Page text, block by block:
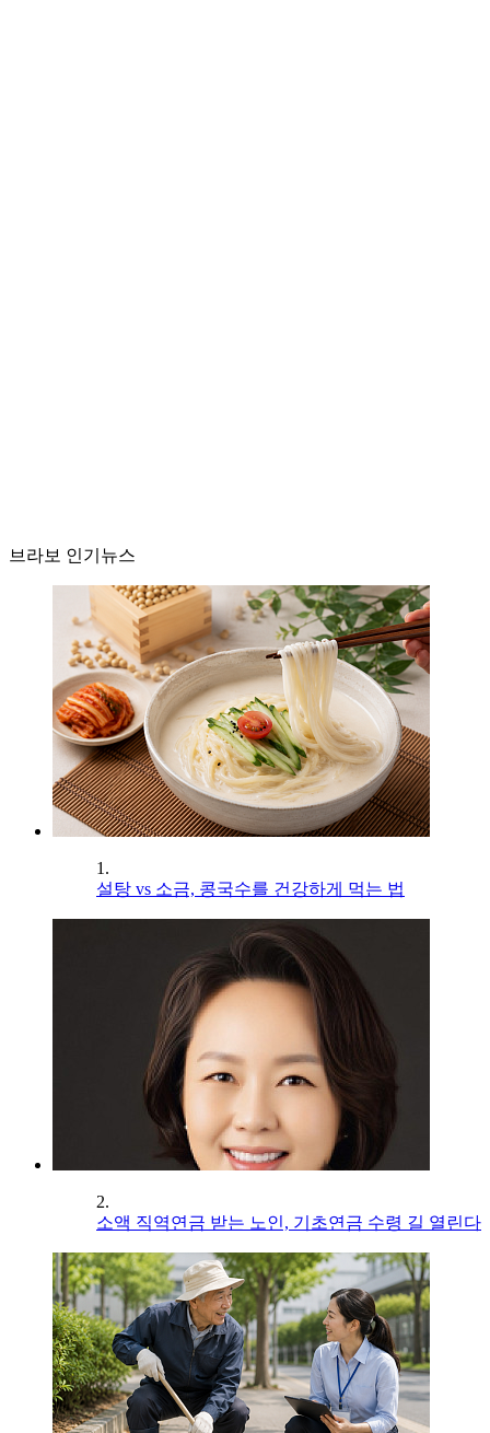
브라보 인기뉴스
1.
설탕 vs 소금, 콩국수를 건강하게 먹는 법
2.
소액 직역연금 받는 노인, 기초연금 수령 길 열린다